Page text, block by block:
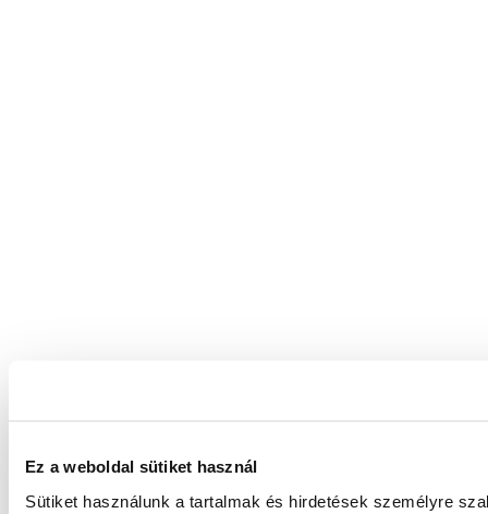
Ez a weboldal sütiket használ
Sütiket használunk a tartalmak és hirdetések személyre